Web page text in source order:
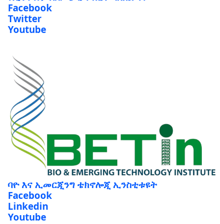
Facebook
Twitter
Youtube
ባዮ እና ኢመርጂንግ ቴክኖሎጂ ኢንስቲቱዩት
Facebook
Linkedin
Youtube